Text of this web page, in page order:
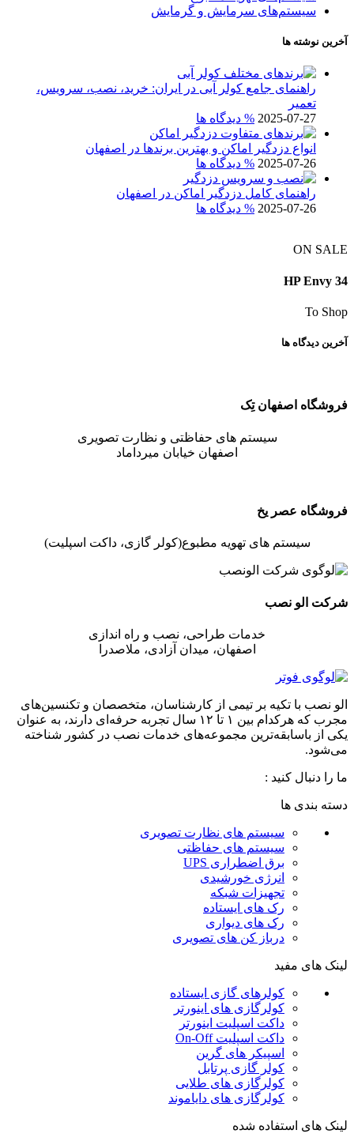
سیستم‌های سرمایش و گرمایش
آخرین نوشته ها
راهنمای جامع کولر آبی در ایران: خرید، نصب، سرویس،
تعمیر
2025-07-27 % دیدگاه ها
انواع دزدگیر اماکن و بهترین برندها در اصفهان
2025-07-26 % دیدگاه ها
راهنمای کامل دزدگیر اماکن در اصفهان
2025-07-26 % دیدگاه ها
ON SALE
HP Envy 34
To Shop
آخرین دیدگاه ها
فروشگاه اصفهان تِک
سیستم های حفاظتی و نظارت تصویری
اصفهان خیابان میرداماد
فروشگاه عصر یخ
سیستم های تهویه مطبوع(کولر گازی، داکت اسپلیت)
شرکت الو نصب
خدمات طراحی، نصب و راه اندازی
اصفهان، میدان آزادی، ملاصدرا
الو نصب با تکیه بر تیمی از کارشناسان، متخصصان و تکنسین‌های
مجرب که هرکدام بین ۱ تا ۱۲ سال تجربه حرفه‌ای دارند، به عنوان
یکی از باسابقه‌ترین مجموعه‌های خدمات نصب در کشور شناخته
می‌شود.
ما را دنبال کنید :
دسته بندی ها
سیستم های نظارت تصویری
سیستم های حفاظتی
برق اضطراری UPS
انرژی خورشیدی
تجهیزات شبکه
رک های ایستاده
رک های دیواری
درباز کن های تصویری
لینک های مفید
کولرهای گازی ایستاده
کولرگازی های اینورتر
داکت اسپلیت اینورتر
داکت اسپلیت On-Off
اسپیکر های گرین
کولر گازی پرتابل
کولرگازی های طلایی
کولرگازی های دایاموند
لینک های استفاده شده